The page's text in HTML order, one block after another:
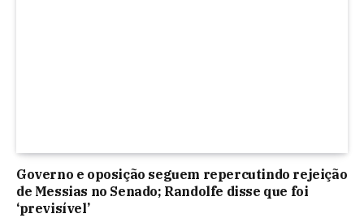
Governo e oposição seguem repercutindo rejeição
de Messias no Senado; Randolfe disse que foi
‘previsível’